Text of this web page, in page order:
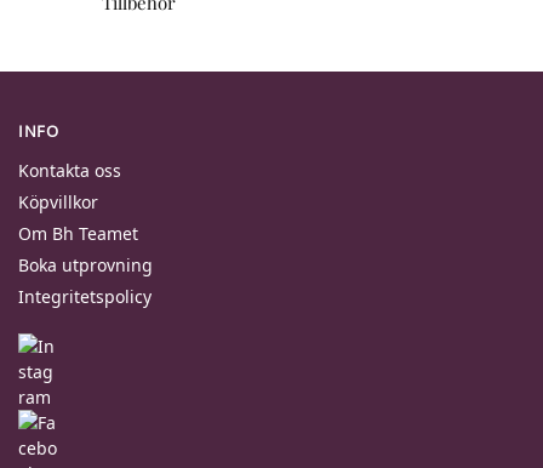
INFO
Kontakta oss
Köpvillkor
Om Bh Teamet
Boka utprovning
Integritetspolicy